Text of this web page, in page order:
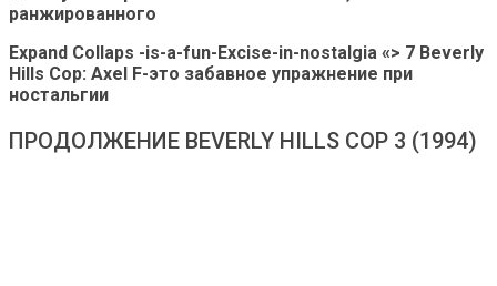
Expand Collaps -is-a-fun-Excise-in-nostalgia «> 7 Beverly
Hills Cop: Axel F-это забавное упражнение при
ностальгии
ПРОДОЛЖЕНИЕ BEVERLY HILLS COP 3 (1994)